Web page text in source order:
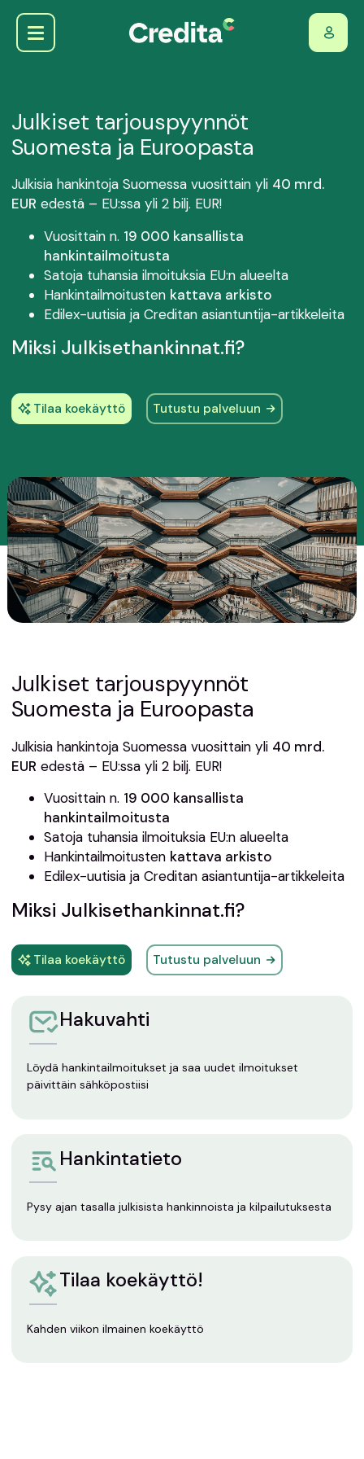
Julkiset tarjouspyynnöt
Suomesta ja Euroopasta
Julkisia hankintoja Suomessa vuosittain yli 40 mrd.
EUR edestä – EU:ssa yli 2 bilj. EUR!
Vuosittain n. 19 000 kansallista
hankintailmoitusta
Satoja tuhansia ilmoituksia EU:n alueelta
Hankintailmoitusten kattava arkisto
Edilex-uutisia ja Creditan asiantuntija-artikkeleita
Miksi Julkisethankinnat.fi?
Tilaa koekäyttö Tutustu palveluun
Julkiset tarjouspyynnöt
Suomesta ja Euroopasta
Julkisia hankintoja Suomessa vuosittain yli 40 mrd.
EUR edestä – EU:ssa yli 2 bilj. EUR!
Vuosittain n. 19 000 kansallista
hankintailmoitusta
Satoja tuhansia ilmoituksia EU:n alueelta
Hankintailmoitusten kattava arkisto
Edilex-uutisia ja Creditan asiantuntija-artikkeleita
Miksi Julkisethankinnat.fi?
Tilaa koekäyttö Tutustu palveluun
Hakuvahti
Löydä hankintailmoitukset ja saa uudet ilmoitukset
päivittäin sähköpostiisi
Hankintatieto
Pysy ajan tasalla julkisista hankinnoista ja kilpailutuksesta
Tilaa koekäyttö!
Kahden viikon ilmainen koekäyttö